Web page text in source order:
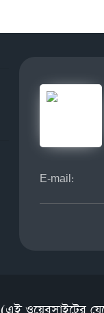
E-mail: